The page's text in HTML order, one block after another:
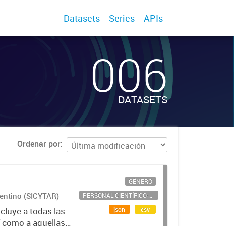
Datasets Series APIs
006
DATASETS
Ordenar por
(SICYTAR)
a todas las
a aquellas
GÉNERO
PERSONAL CIENTÍFICO-TECNOLÓGICO
json
csv